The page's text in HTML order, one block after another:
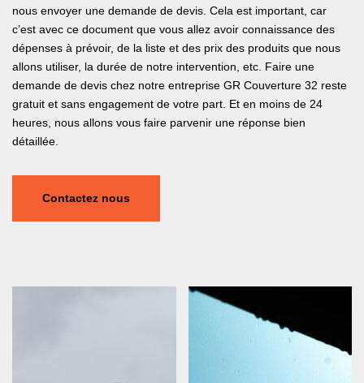
nous envoyer une demande de devis. Cela est important, car
c’est avec ce document que vous allez avoir connaissance des
dépenses à prévoir, de la liste et des prix des produits que nous
allons utiliser, la durée de notre intervention, etc. Faire une
demande de devis chez notre entreprise GR Couverture 32 reste
gratuit et sans engagement de votre part. Et en moins de 24
heures, nous allons vous faire parvenir une réponse bien
détaillée.
Contactez nous